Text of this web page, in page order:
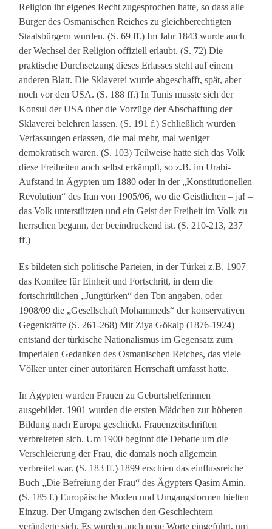
Religion ihr eigenes Recht zugesprochen hatte, so dass alle
Bürger des Osmanischen Reiches zu gleichberechtigten
Staatsbürgern wurden. (S. 69 ff.) Im Jahr 1843 wurde auch
der Wechsel der Religion offiziell erlaubt. (S. 72) Die
praktische Durchsetzung dieses Erlasses steht auf einem
anderen Blatt. Die Sklaverei wurde abgeschafft, spät, aber
noch vor den USA. (S. 188 ff.) In Tunis musste sich der
Konsul der USA über die Vorzüge der Abschaffung der
Sklaverei belehren lassen. (S. 191 f.) Schließlich wurden
Verfassungen erlassen, die mal mehr, mal weniger
demokratisch waren. (S. 103) Teilweise hatte sich das Volk
diese Freiheiten auch selbst erkämpft, so z.B. im Urabi-
Aufstand in Ägypten um 1880 oder in der „Konstitutionellen
Revolution“ des Iran von 1905/06, wo die Geistlichen – ja! –
das Volk unterstützten und ein Geist der Freiheit im Volk zu
herrschen begann, der beeindruckend ist. (S. 210-213, 237
ff.)
Es bildeten sich politische Parteien, in der Türkei z.B. 1907
das Komitee für Einheit und Fortschritt, in dem die
fortschrittlichen „Jungtürken“ den Ton angaben, oder
1908/09 die „Gesellschaft Mohammeds“ der konservativen
Gegenkräfte (S. 261-268) Mit Ziya Gökalp (1876-1924)
entstand der türkische Nationalismus im Gegensatz zum
imperialen Gedanken des Osmanischen Reiches, das viele
Völker unter einer autoritären Herrschaft umfasst hatte.
In Ägypten wurden Frauen zu Geburtshelferinnen
ausgebildet. 1901 wurden die ersten Mädchen zur höheren
Bildung nach Europa geschickt. Frauenzeitschriften
verbreiteten sich. Um 1900 beginnt die Debatte um die
Verschleierung der Frau, die damals noch allgemein
verbreitet war. (S. 183 ff.) 1899 erschien das einflussreiche
Buch „Die Befreiung der Frau“ des Ägypters Qasim Amin.
(S. 185 f.) Europäische Moden und Umgangsformen hielten
Einzug. Der Umgang zwischen den Geschlechtern
veränderte sich. Es wurden auch neue Worte eingeführt, um